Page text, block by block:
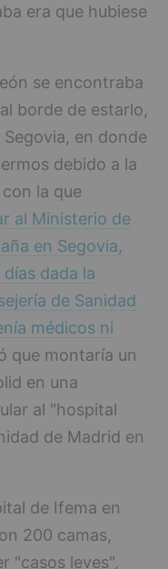
era que hubiese
se encontraba
borde de estarlo,
en donde
debido a la
la que
al Ministerio de
en Segovia,
dada la
de Sanidad
médicos ni
que montaría un
en una
al "hospital
de Madrid en
de Ifema en
200 camas,
"casos leves",